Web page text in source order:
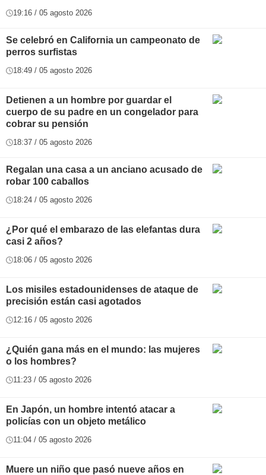
19:16 / 05 agosto 2026
Se celebró en California un campeonato de
perros surfistas
18:49 / 05 agosto 2026
Detienen a un hombre por guardar el
cuerpo de su padre en un congelador para
cobrar su pensión
18:37 / 05 agosto 2026
Regalan una casa a un anciano acusado de
robar 100 caballos
18:24 / 05 agosto 2026
¿Por qué el embarazo de las elefantas dura
casi 2 años?
18:06 / 05 agosto 2026
Los misiles estadounidenses de ataque de
precisión están casi agotados
12:16 / 05 agosto 2026
¿Quién gana más en el mundo: las mujeres
o los hombres?
11:23 / 05 agosto 2026
En Japón, un hombre intentó atacar a
policías con un objeto metálico
11:04 / 05 agosto 2026
Muere un niño que pasó nueve años en